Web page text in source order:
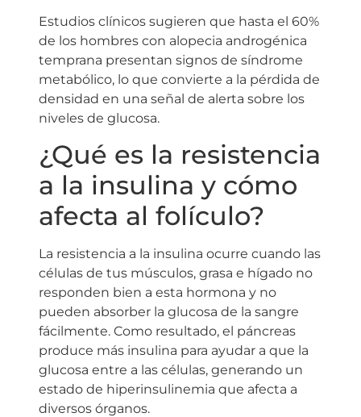
Estudios clínicos sugieren que hasta el 60%
de los hombres con alopecia androgénica
temprana presentan signos de síndrome
metabólico, lo que convierte a la pérdida de
densidad en una señal de alerta sobre los
niveles de glucosa.
¿Qué es la resistencia
a la insulina y cómo
afecta al folículo?
La resistencia a la insulina ocurre cuando las
células de tus músculos, grasa e hígado no
responden bien a esta hormona y no
pueden absorber la glucosa de la sangre
fácilmente. Como resultado, el páncreas
produce más insulina para ayudar a que la
glucosa entre a las células, generando un
estado de hiperinsulinemia que afecta a
diversos órganos.